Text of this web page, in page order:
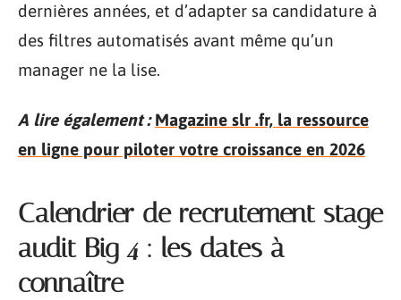
dernières années, et d’adapter sa candidature à
des filtres automatisés avant même qu’un
manager ne la lise.
A lire également : Magazine slr .fr, la ressource
en ligne pour piloter votre croissance en 2026
Calendrier de recrutement stage
audit Big 4 : les dates à
connaître